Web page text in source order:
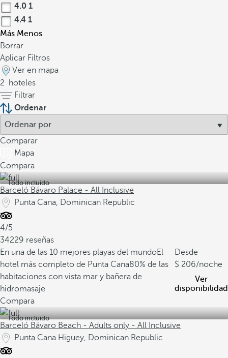
4.0 1
4.4 1
Más Menos
Borrar
Aplicar Filtros
Ver en mapa
2
hoteles
Filtrar
Ordenar
Comparar
Mapa
Compara
Todo incluido
Barceló Bávaro Palace - All Inclusive
Punta Cana, Dominican Republic
4/5
34229 reseñas
En una de las 10 mejores playas del mundoEl
hotel más completo de Punta Cana80% de las
habitaciones con vista mar y bañera de
hidromasaje
Desde
206/noche
Ver
disponibilidad
Compara
Todo incluido
Barceló Bávaro Beach - Adults only - All Inclusive
Punta Cana Higuey, Dominican Republic